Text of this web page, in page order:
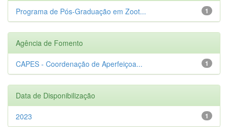
1
Programa de Pós-Graduação em Zoot...
Agência de Fomento
1
CAPES - Coordenação de Aperfeiçoa...
Data de Disponibilização
1
2023